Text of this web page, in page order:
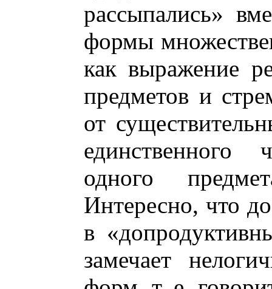
рассыпались»
формы
как выражение
предметов и
от
единственного
одного
Интересно, что
в
замечает